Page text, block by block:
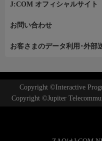
J:COM オフィシャルサイト
お問い合わせ
お客さまのデータ利用･外部
Copyright ©Interactive
Copyright ©Jupiter